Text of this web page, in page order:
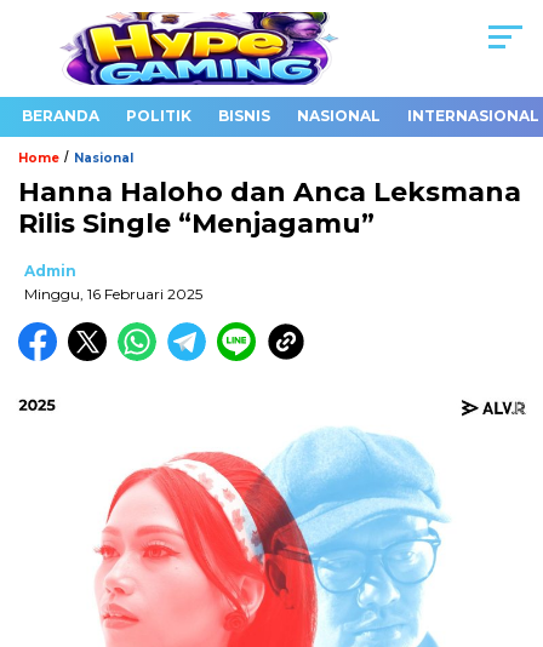
BERANDA POLITIK BISNIS NASIONAL INTERNASIONAL
Home / Nasional
Hanna Haloho dan Anca Leksmana
Rilis Single “Menjagamu”
Admin
Minggu, 16 Februari 2025